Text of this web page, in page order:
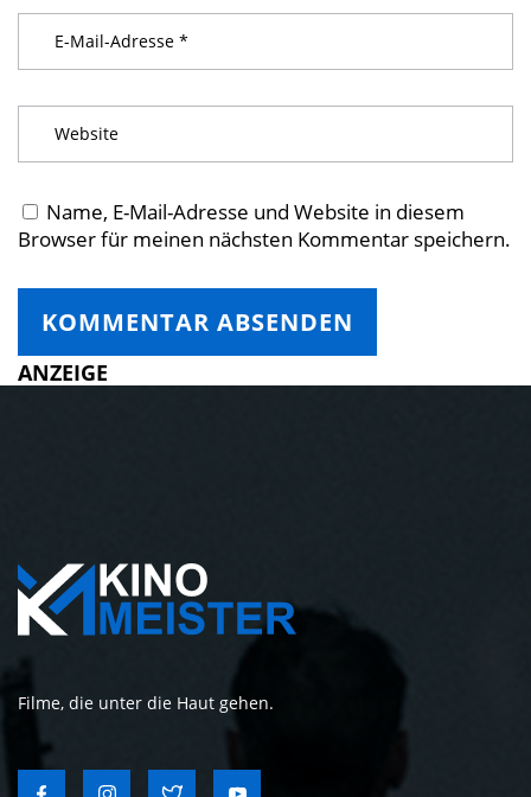
Name, E-Mail-Adresse und Website in diesem
Browser für meinen nächsten Kommentar speichern.
ANZEIGE
Filme, die unter die Haut gehen.